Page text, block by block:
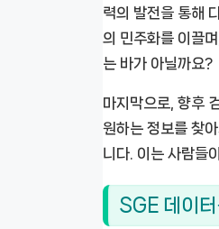
력의 발전을 통해
의 민주화를 이끌
는 바가 아닐까요?
마지막으로, 향후
원하는 정보를 찾
니다. 이는 사람들
SGE 데이